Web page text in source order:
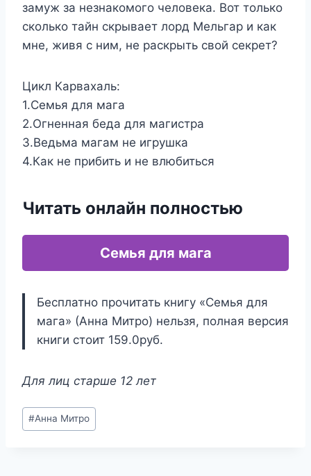
замуж за незнакомого человека. Вот только
сколько тайн скрывает лорд Мельгар и как
мне, живя с ним, не раскрыть свой секрет?
Цикл Карвахаль:
1.Семья для мага
2.Огненная беда для магистра
3.Ведьма магам не игрушка
4.Как не прибить и не влюбиться
Читать онлайн полностью
Семья для мага
Бесплатно прочитать книгу «Семья для
мага» (Анна Митро) нельзя, полная версия
книги стоит 159.0руб.
Для лиц старше 12 лет
Метки
записи:
#Анна Митро